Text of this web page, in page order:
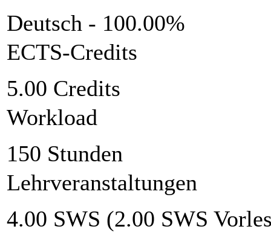
Deutsch - 100.00%
ECTS-Credits
5.00 Credits
Workload
150 Stunden
Lehrveranstaltungen
4.00 SWS (2.00 SWS